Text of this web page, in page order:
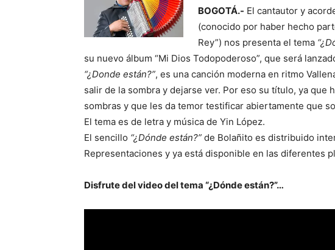
BOGOTÁ.- El cantautor y
(conocido por haber hecho
Rey”) nos presenta el tema
su nuevo álbum “Mi Dios Todopoderoso”, que será
“¿Donde están?”, es una canción moderna en ritmo
salir de la sombra y dejarse ver. Por eso su título, ya que
sombras y que les da temor testificar abiertamente que
El tema es de letra y música de Yin López.
El sencillo “¿Dónde están?” de Bolañito es distribuido
Representaciones y ya está disponible en las diferentes
Disfrute del video del tema “¿Dónde están?”…